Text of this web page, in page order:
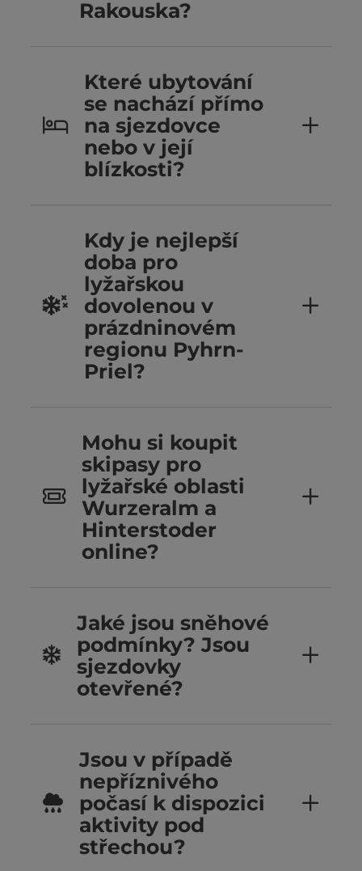
Rakouska?
Které ubytování
se nachází přímo
na sjezdovce
nebo v její
blízkosti?
Kdy je nejlepší
doba pro
lyžařskou
dovolenou v
prázdninovém
regionu Pyhrn-
Priel?
Mohu si koupit
skipasy pro
lyžařské oblasti
Wurzeralm a
Hinterstoder
online?
Jaké jsou sněhové
podmínky? Jsou
sjezdovky
otevřené?
Jsou v případě
nepříznivého
počasí k dispozici
aktivity pod
střechou?